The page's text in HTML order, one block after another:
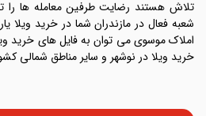
شعبه فعال در مازندران شما در خرید ویلا
املاک موسوی می توان به فایل های خرید
خرید ویلا در نوشهر و سایر مناطق شمالی